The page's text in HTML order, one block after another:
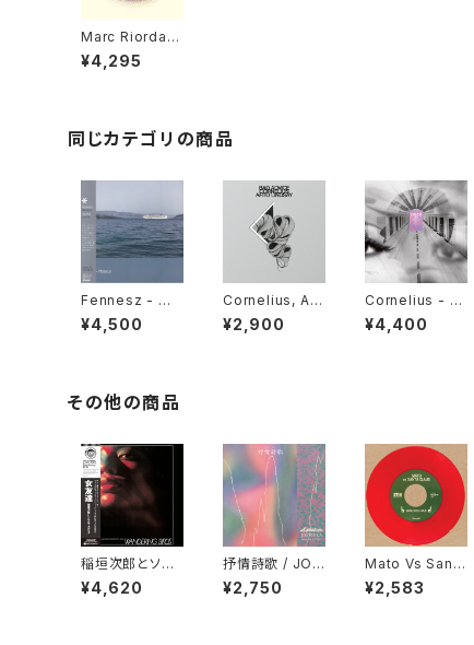
Marc Riordan
- Life System
s "LP"
¥4,295
同じカテゴリの商品
Fennesz - Mo
saic "LP"
¥4,500
Cornelius, Art
o Lindsay - B
ad Advice / M
¥2,900
Cornelius - 夢
中夢 -Dream I
n Dream- "LP"
¥4,400
その他の商品
稲垣次郎とソウ
ル・メディア - W
andering Bird
¥4,620
抒情詩歌 / JOJ
ŌSHĪKA "CD"
¥2,750
Mato Vs Santa
Claus – Jingle
Bells Dub / Sl
¥2,583